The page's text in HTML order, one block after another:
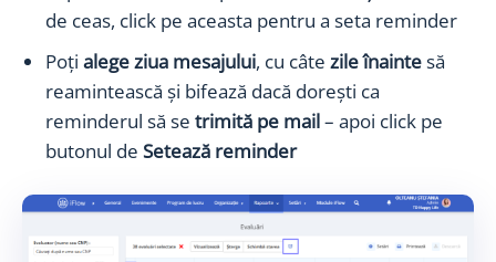
de ceas, click pe aceasta pentru a seta reminder
Poți alege ziua mesajului, cu câte zile înaintesă
reamintească și bifează dacă dorești ca
reminderul să se trimită pe mail– apoi click pe
butonul de Setează reminder